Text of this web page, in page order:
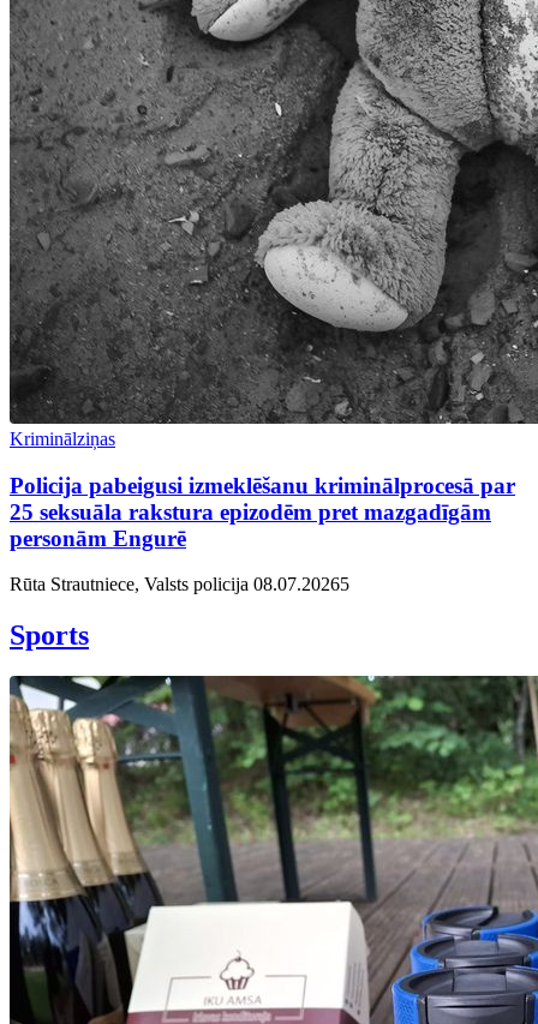
Kriminālziņas
Policija pabeigusi izmeklēšanu kriminālprocesā par
25 seksuāla rakstura epizodēm pret mazgadīgām
personām Engurē
Rūta Strautniece, Valsts policija 08.07.20265
Sports